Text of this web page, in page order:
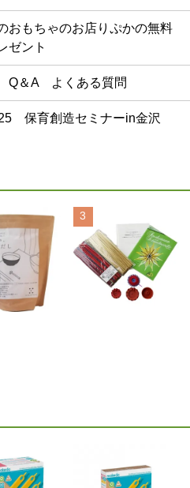
もちゃのお店りぷかの無料
ゼント
Q＆A よくある質問
保育創造セミナーin金沢
3